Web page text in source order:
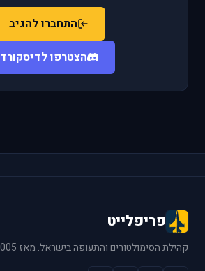
התחברו להגיב
הצטרפו לדיסקורד
פריפלייט
קהילת הסימולטורים והתעופה בישראל. מאז 2005.